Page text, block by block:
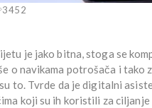
3452
je jako bitna, stoga se
o navikama potrošača i
to. Tvrde da je digitalni
koji su ih koristili za